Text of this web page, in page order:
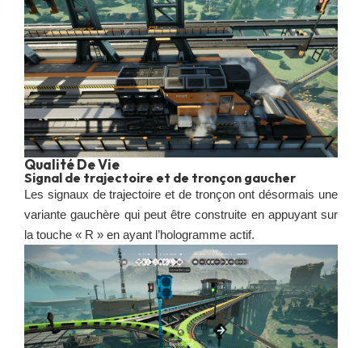
Qualité De Vie
Signal de trajectoire et de tronçon gaucher
Les signaux de trajectoire et de tronçon ont désormais une
variante gauchère qui peut être construite en appuyant sur
la touche « R » en ayant l’hologramme actif.